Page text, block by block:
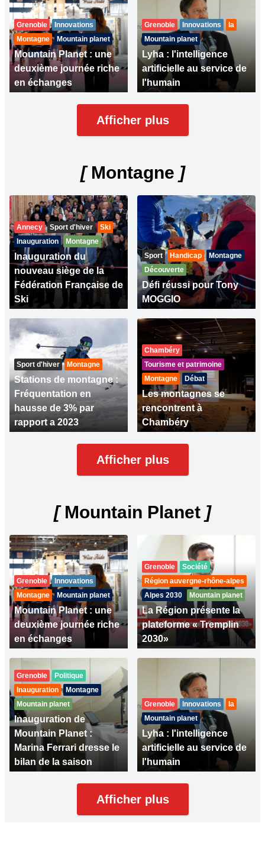
Grenoble
Innovations
Montagne
Mountain planet
Mountain Planet : une
deuxième journée riche
en échanges
Grenoble Innovations
Ia
Mountain planet
Lyha : l'intelligence
artificielle au service de
l'humain
Afficher plus
[Montagne ]
Annecy Sport d'hiver
Ski
Inauguration
Montagne
Inauguration du
nouveau siège de la
Fédération Française de
Ski
Sport Handicap
Montagne
Découverte
Défi réussi pour Tony
MOGGIO
Sport d'hiver Montagne
Stations de montagne :
Fréquentation en
hausse de 3% par
rapport a 2023
Chambéry
Tourisme et patrimoine
Montagne
Débat
Les montagnes se
rencontrent à
Chambéry
Afficher plus
[Mountain Planet ]
Grenoble
Innovations
Montagne
Mountain planet
Mountain Planet : une
deuxième journée riche
en échanges
Grenoble
Société
Région auvergne-rhône-alpes
Alpes 2030
Mountain planet
La Région présente la
plateforme « Tremplin
2030»
Grenoble
Politique
Inauguration
Montagne
Mountain planet
Inauguration de
Mountain Planet :
Marina Ferrari dresse le
bilan de la saison
Grenoble Innovations
Ia
Mountain planet
Lyha : l'intelligence
artificielle au service de
l'humain
Afficher plus